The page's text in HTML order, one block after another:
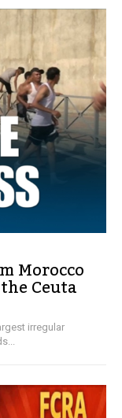
Morocco
Ceuta
irregular